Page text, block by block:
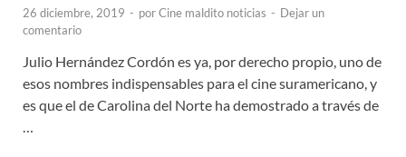
26 diciembre, 2019 - porCine maldito noticias - Dejar un
comentario
Julio Hernández Cordón es ya, por derecho propio, uno de
esos nombres indispensables para el cine suramericano, y
es que el de Carolina del Norte ha demostrado a través de
…